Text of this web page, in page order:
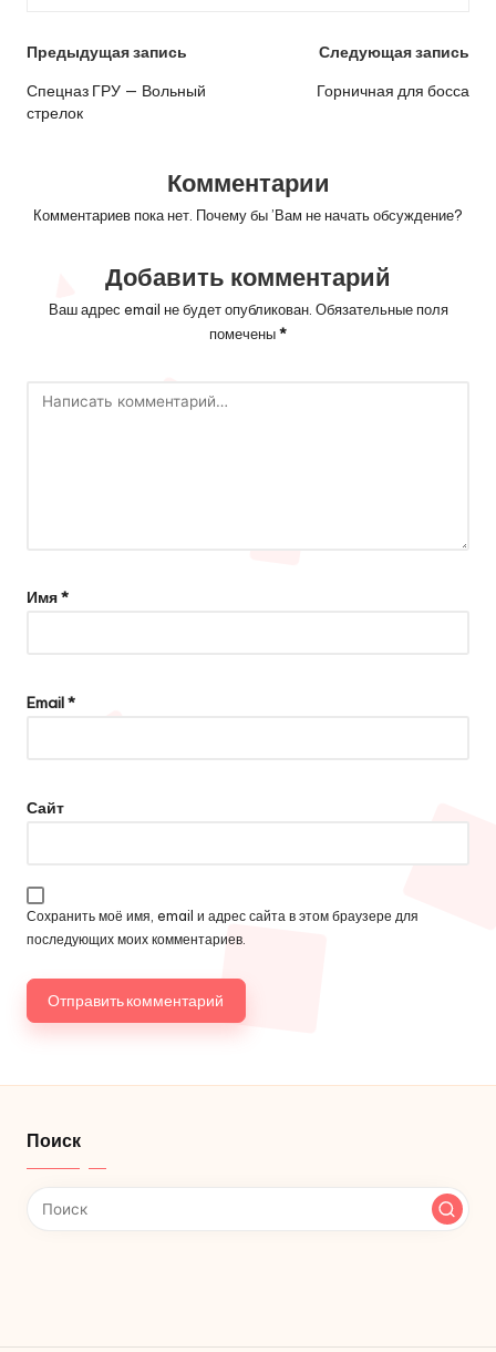
Навигация
по
записям
Предыдущая запись
Спецназ ГРУ — Вольный
стрелок
Следующая запись
Горничная для босса
Комментарии
Комментариев пока нет. Почему бы ’Вам не начать обсуждение?
Добавить комментарий
Ваш адрес email не будет опубликован. Обязательные поля
помечены*
Имя*
Email*
Сайт
Сохранить моё имя, email и адрес сайта в этом браузере для
последующих моих комментариев.
Поиск